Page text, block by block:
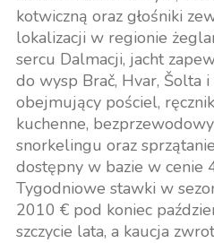
kotwiczną oraz głośniki
lokalizacji w regionie
sercu Dalmacji, jacht
do wysp Brač, Hvar, Šolta
obejmujący pościel,
kuchenne,
snorkelingu oraz
dostępny w bazie w cenie
Tygodniowe stawki w
2010 € pod koniec
szczycie lata, a kaucja